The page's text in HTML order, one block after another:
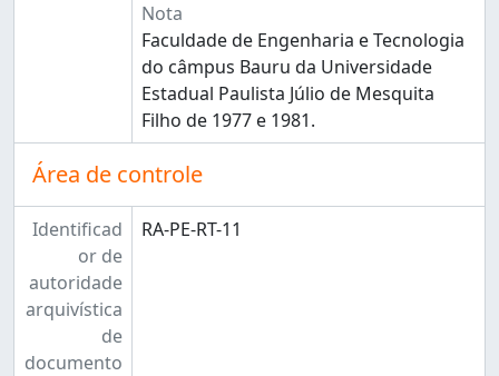
Nota
Faculdade de Engenharia e Tecnologia
do câmpus Bauru da Universidade
Estadual Paulista Júlio de Mesquita
Filho de 1977 e 1981.
Área de controle
Identificad
or de
autoridade
arquivística
de
documento
RA-PE-RT-11